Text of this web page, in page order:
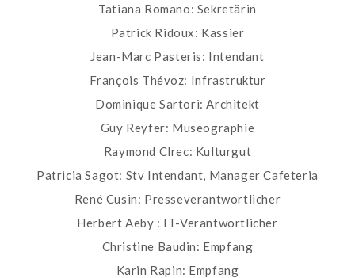
Tatiana Romano: Sekretärin
Patrick Ridoux: Kassier
Jean-Marc Pasteris: Intendant
François Thévoz: Infrastruktur
Dominique Sartori: Architekt
Guy Reyfer: Museographie
Raymond Clrec: Kulturgut
Patricia Sagot: Stv Intendant, Manager Cafeteria
René Cusin: Presseverantwortlicher
Herbert Aeby : IT-Verantwortlicher
Christine Baudin: Empfang
Karin Rapin: Empfang